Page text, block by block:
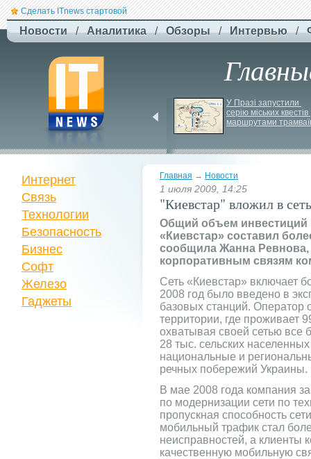
Сделать ITnews стартовой
Новости / Аналитика / Обзоры / Интервью /
знищив ключовий
склад Intertop Ukraine
У Празі запустили
серію міських квестів
маршрутами
Главная → Новости
1 июля 2009, 14:25
"Киевстар" вложил в
Общий объем инвестиций
«Киевстар» составил
сообщила Жанна Ревнова,
корпоративным связям
Сеть «Киевстар» включает
2008 год было введено в
базовых станций. Оператор
территории, где проживает
охватывая своей сетью все
28 тыс. сельских
национальные и
речных побережий Украины.
В мае 2008 года компания
по модернизации сети по
пропускная способность
мобильный трафик стал
неисправностей, а клиенты
качественную мобильную
Интернет
Связь
Технологии
Безопасность
Бизнес
Софт
Железо
Гаджеты